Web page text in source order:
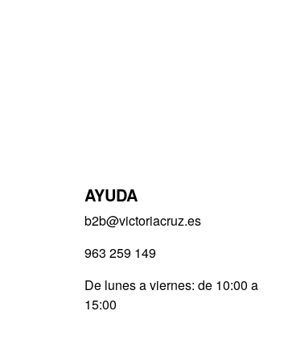
AYUDA
b2b@victoriacruz.es
963 259 149
De lunes a viernes: de 10:00 a
15:00